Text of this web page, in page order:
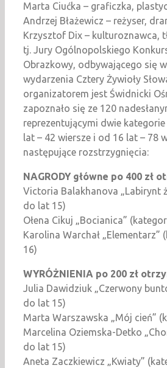
Marta Ciućka – graficzka,
Andrzej Błażewicz – reżyser,
Krzysztof Dix – kulturoznawca,
tj. Jury Ogólnopolskiego
Obrazkowy, odbywającego się
wydarzenia Cztery Żywioły
organizatorem jest Świdnicki
zapoznało się ze 120
reprezentującymi dwie
lat – 42 wiersze i od 16 lat – 78
następujące rozstrzygnięcia:
NAGRODY główne po 400 zł
Victoria Balakhanova „Labirynt
do lat 15)
Ołena Cikuj „Bocianica”
Karolina Warchał
16)
WYRÓŻNIENIA po 200 zł
Julia Dawidziuk „Czerwony
do lat 15)
Marta Warszawska „Mój cień”
Marcelina Oziemska-Detko
do lat 15)
Aneta Zaczkiewicz „Kwiaty”